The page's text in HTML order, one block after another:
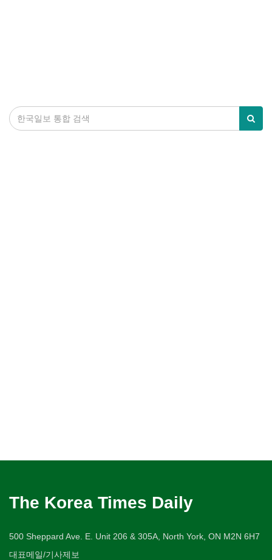
The Korea Times Daily
500 Sheppard Ave. E. Unit 206 & 305A, North York, ON M2N 6H7
대표메일/기사제보